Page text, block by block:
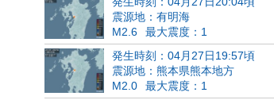
震源地：有明海
M2.6
最大震度：1
発生時刻：04月27日19:57頃
震源地：熊本県熊本地方
M2.0
最大震度：1